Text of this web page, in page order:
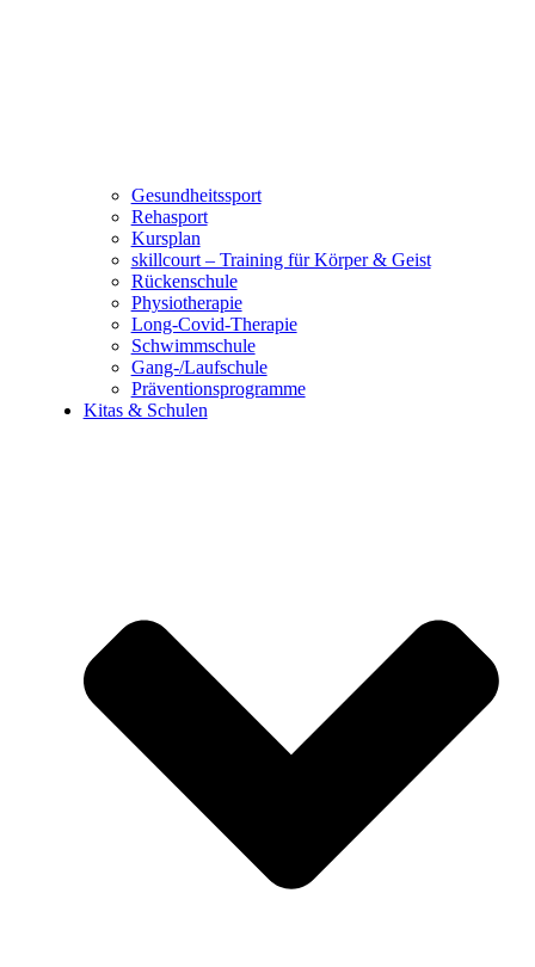
Gesundheitssport
Rehasport
Kursplan
skillcourt – Training für Körper & Geist
Rückenschule
Physiotherapie
Long-Covid-Therapie
Schwimmschule
Gang-/Laufschule
Präventionsprogramme
Kitas & Schulen